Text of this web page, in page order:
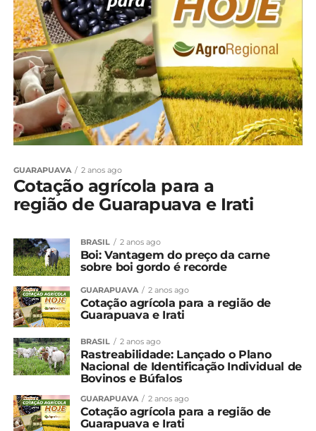
GUARAPUAVA 2 anos ago
Cotação agrícola para a
região de Guarapuava e Irati
BRASIL 2 anos ago
Boi: Vantagem do preço da carne
sobre boi gordo é recorde
GUARAPUAVA 2 anos ago
Cotação agrícola para a região de
Guarapuava e Irati
BRASIL 2 anos ago
Rastreabilidade: Lançado o Plano
Nacional de Identificação Individual de
Bovinos e Búfalos
GUARAPUAVA 2 anos ago
Cotação agrícola para a região de
Guarapuava e Irati